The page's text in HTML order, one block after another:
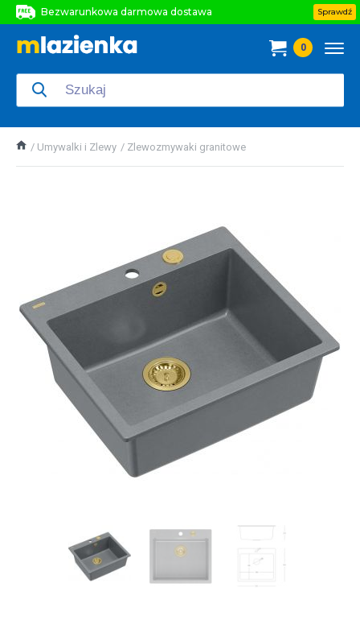
Bezwarunkowa darmowa dostawa
Bezwarunkowa darmowa dostawa
Sprawdź
0
Umywalki i Zlewy Zlewozmywaki granitowe